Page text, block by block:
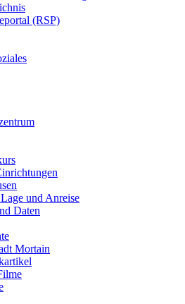
(RSP)
und Anreise
Daten
Mortain